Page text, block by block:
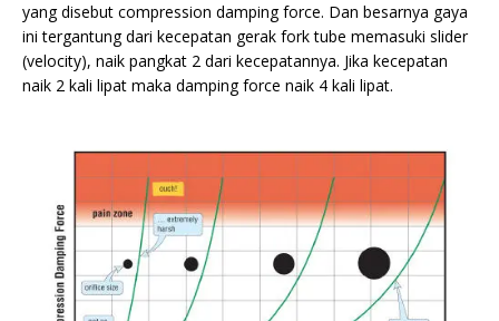
yang disebut compression damping force. Dan besarnya gaya
ini tergantung dari kecepatan gerak fork tube memasuki slider
(velocity), naik pangkat 2 dari kecepatannya. Jika kecepatan
naik 2 kali lipat maka damping force naik 4 kali lipat.